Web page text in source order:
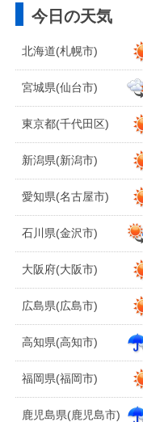
今日の天気
北海道(札幌市)
宮城県(仙台市)
東京都(千代田区)
新潟県(新潟市)
愛知県(名古屋市)
石川県(金沢市)
大阪府(大阪市)
広島県(広島市)
高知県(高知市)
福岡県(福岡市)
鹿児島県(鹿児島市)